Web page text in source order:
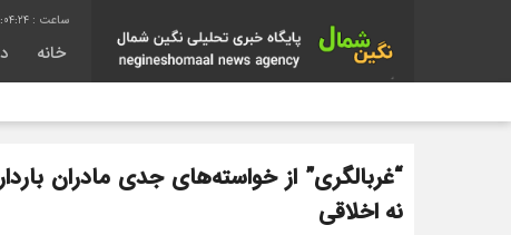
خانه
“غربالگری” از خواسته‌های جدی مادران
نه اخلاقی